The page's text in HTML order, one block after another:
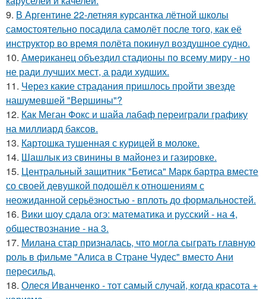
9. В Аргентине 22-летняя курсантка лётной школы
самостоятельно посадила самолёт после того, как её
инструктор во время полёта покинул воздушное судно.
10. Американец объездил стадионы по всему миру - но
не ради лучших мест, а ради худших.
11. Через какие страдания пришлось пройти звезде
нашумевшей "Вершины"?
12. Как Меган Фокс и шайа лабаф переиграли графику
на миллиард баксов.
13. Картошка тушенная с курицей в молоке.
14. Шашлык из свинины в майонез и газировке.
15. Центральный защитник "Бетиса" Марк бартра вместе
со своей девушкой подошёл к отношениям с
неожиданной серьёзностью - вплоть до формальностей.
16. Вики шоу сдала огэ: математика и русский - на 4,
обществознание - на 3.
17. Милана стар призналась, что могла сыграть главную
роль в фильме "Алиса в Стране Чудес" вместо Ани
пересильд.
18. Олеся Иванченко - тот самый случай, когда красота +